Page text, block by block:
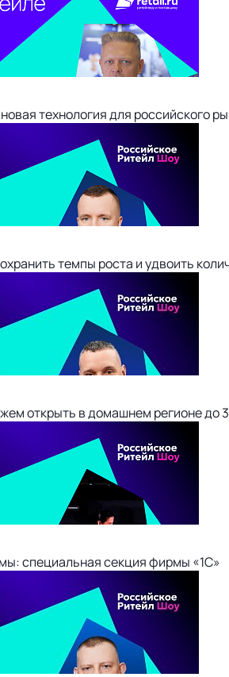
технология для российского
темпы роста и удвоить
открыть в домашнем регионе до
специальная секция фирмы «1С»